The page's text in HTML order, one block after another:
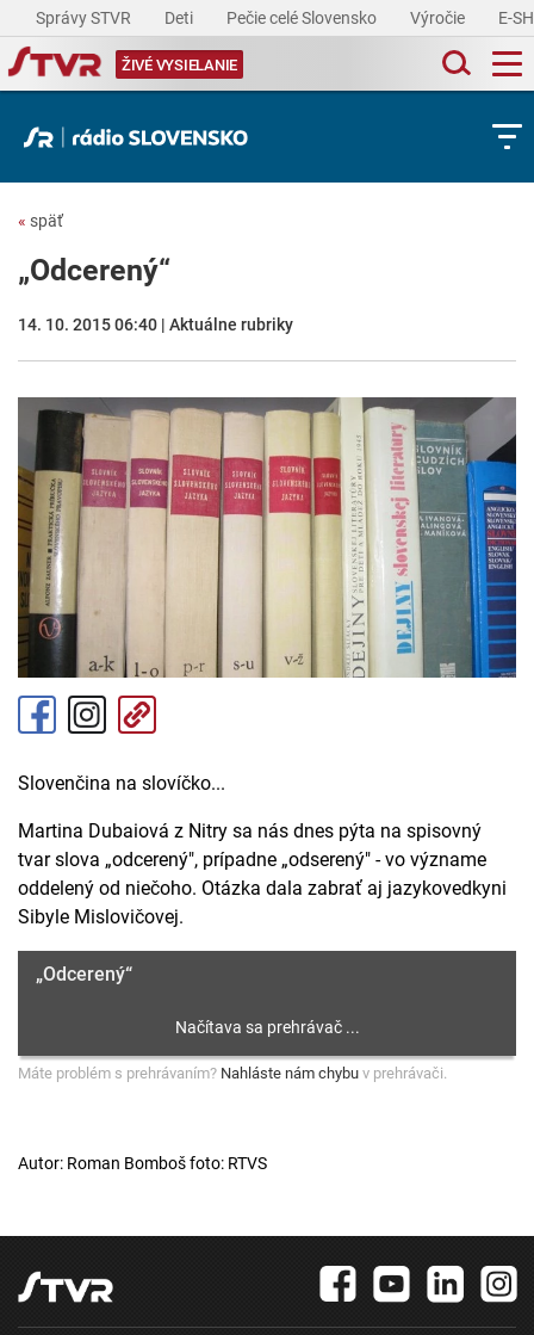
Správy STVR Deti Pečie celé Slovensko Výročie E-
ŽIVÉ VYSIELANIE
« späť
„Odcerený“
14. 10. 2015 06:40 | Aktuálne rubriky
Slovenčina na slovíčko...
Martina Dubaiová z Nitry sa nás dnes pýta na spisovný
tvar slova „odcerený", prípadne „odserený" - vo význame
oddelený od niečoho. Otázka dala zabrať aj jazykovedkyni
Sibyle Mislovičovej.
„Odcerený“
Máte problém s prehrávaním? Nahláste nám chybu v prehrávači.
Autor: Roman Bomboš foto: RTVS